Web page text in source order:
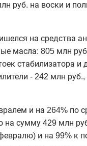
руб. на воски и
на средства
масла: 805 млн
стабилизатора и
- 242 млн
и на 264% по
на сумму 429 млн
и на 99% к